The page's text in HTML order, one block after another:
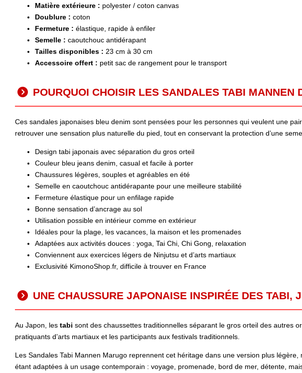
Matière extérieure : polyester / coton canvas
Doublure : coton
Fermeture : élastique, rapide à enfiler
Semelle : caoutchouc antidérapant
Tailles disponibles : 23 cm à 30 cm
Accessoire offert : petit sac de rangement pour le transport
POURQUOI CHOISIR LES SANDALES TABI MANNEN
Ces sandales japonaises bleu denim sont pensées pour les personnes qui veulent une
retrouver une sensation plus naturelle du pied, tout en conservant la protection d’une
Design tabi japonais avec séparation du gros orteil
Couleur bleu jeans denim, casual et facile à porter
Chaussures légères, souples et agréables en été
Semelle en caoutchouc antidérapante pour une meilleure stabilité
Fermeture élastique pour un enfilage rapide
Bonne sensation d’ancrage au sol
Utilisation possible en intérieur comme en extérieur
Idéales pour la plage, les vacances, la maison et les promenades
Adaptées aux activités douces : yoga, Tai Chi, Chi Gong, relaxation
Conviennent aux exercices légers de Ninjutsu et d’arts martiaux
Exclusivité KimonoShop.fr, difficile à trouver en France
UNE CHAUSSURE JAPONAISE INSPIRÉE DES TABI,
Au Japon, les tabi sont des chaussettes traditionnelles séparant le gros orteil des autres
pratiquants d’arts martiaux et les participants aux festivals traditionnels.
Les Sandales Tabi Mannen Marugo reprennent cet héritage dans une version plus
étant adaptées à un usage contemporain : voyage, promenade, bord de mer, détente,